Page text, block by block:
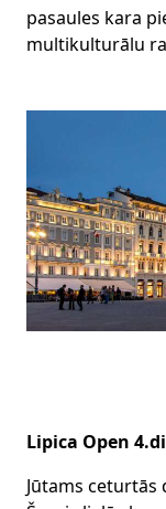
pasaules kara
multikulturālu
Lipica Open
Jūtams ceturtās